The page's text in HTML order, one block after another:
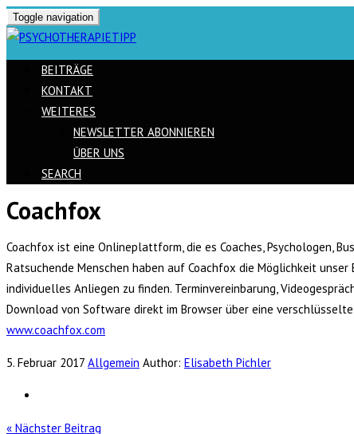
Toggle navigation
BEITRÄGE
KONTAKT
WEITERES
NEWSLETTER ABONNIEREN
ÜBER UNS
SEARCH
Skip
content
Coachfox
Coachfox ist eine Onlineplattform, die es Coaches, Psychologen,
Ratsuchende Menschen haben auf Coachfox die Möglichkeit
individuelles Anliegen zu finden. Terminvereinbarung,
Download von Software direkt im Browser über eine
www.coachfox.com
5. Februar 2017 Allgemein Author: Elisabeth Pichler
« Nächster Beitrag